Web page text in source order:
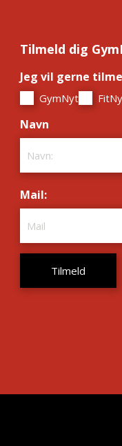
Tilmeld dig
Jeg vil gerne
GymNyt
Navn
Mail: